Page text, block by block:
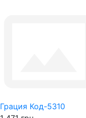
Грация Код-5310